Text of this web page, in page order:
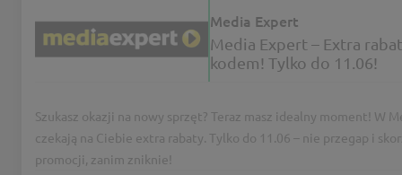
Media Expert
Media Expert – Extra
kodem! Tylko do 11.06!
Szukasz okazji na nowy sprzęt? Teraz masz idealny moment! W
czekają na Ciebie extra rabaty. Tylko do 11.06 – nie przegap i
promocji, zanim zniknie!